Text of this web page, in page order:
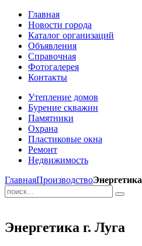
Главная
Новости города
Каталог организаций
Объявления
Справочная
Фотогалерея
Контакты
Утепление домов
Бурение скважин
Памятники
Охрана
Пластиковые окна
Ремонт
Недвижимость
ГлавнаяПроизводствоЭнергетика
Энергетика г. Луга